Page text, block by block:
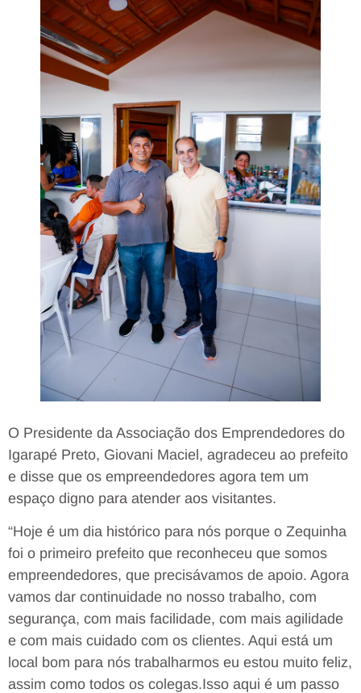
O Presidente da Associação dos Emprendedores do
Igarapé Preto, Giovani Maciel, agradeceu ao prefeito
e disse que os empreendedores agora tem um
espaço digno para atender aos visitantes.
“Hoje é um dia histórico para nós porque o Zequinha
foi o primeiro prefeito que reconheceu que somos
empreendedores, que precisávamos de apoio. Agora
vamos dar continuidade no nosso trabalho, com
segurança, com mais facilidade, com mais agilidade
e com mais cuidado com os clientes. Aqui está um
local bom para nós trabalharmos eu estou muito feliz,
assim como todos os colegas.Isso aqui é um passo